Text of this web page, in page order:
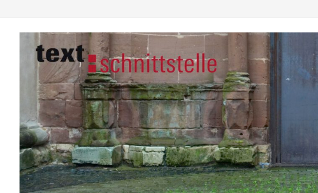
springen